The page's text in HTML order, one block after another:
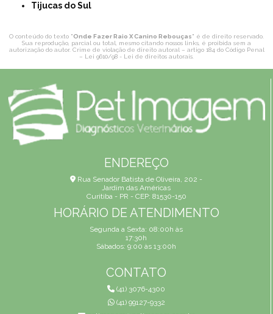
Tijucas do Sul
O conteúdo do texto "Onde Fazer Raio X Canino Rebouças" é de direito reservado.
Sua reprodução, parcial ou total, mesmo citando nossos links, é proibida sem a
autorização do autor. Crime de violação de direito autoral – artigo 184 do Código Penal
– Lei 9610/98 - Lei de direitos autorais
ENDEREÇO
Rua Senador Batista de Oliveira, 202 -
Jardim das Américas
Curitiba - PR - CEP: 81530-150
HORÁRIO DE ATENDIMENTO
Segunda a Sexta: 08:00h às
17:30h
Sábados: 9:00 às 13:00h
CONTATO
(41) 3076-4300
(41) 99127-9332